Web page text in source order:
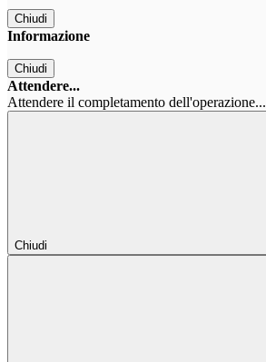
Chiudi
Informazione
Chiudi
Attendere...
Attendere il completamento dell'operazione...
Chiudi